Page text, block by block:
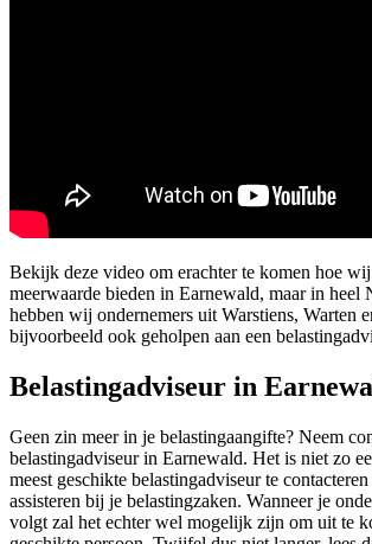
Bekijk deze video om erachter te komen hoe
meerwaarde bieden in Earnewald, maar in heel
hebben wij ondernemers uit Warstiens, Warten
bijvoorbeeld ook geholpen aan een
Belastingadviseur in
Geen zin meer in je belastingaangifte? Neem
belastingadviseur in Earnewald. Het is niet zo
meest geschikte belastingadviseur te
assisteren bij je belastingzaken. Wanneer je
volgt zal het echter wel mogelijk zijn om uit te